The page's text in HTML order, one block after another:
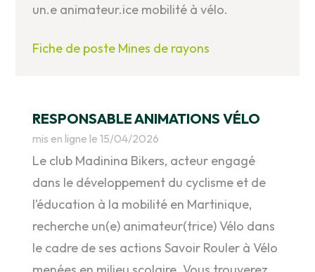
un.e animateur.ice mobilité à vélo.
Fiche de poste Mines de rayons
RESPONSABLE ANIMATIONS VÉLO
mis en ligne le 15/04/2026
Le club Madinina Bikers, acteur engagé
dans le développement du cyclisme et de
l’éducation à la mobilité en Martinique,
recherche un(e) animateur(trice) Vélo dans
le cadre de ses actions Savoir Rouler à Vélo